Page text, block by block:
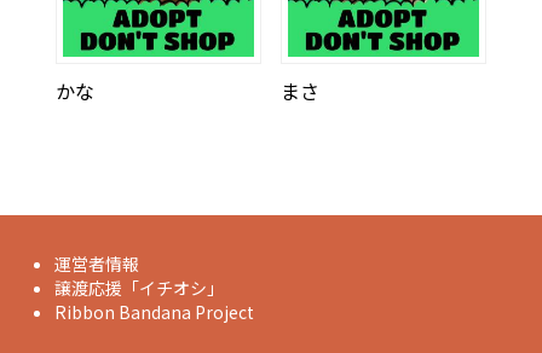
かな まさ
運営者情報
譲渡応援「イチオシ」
Ribbon Bandana Project